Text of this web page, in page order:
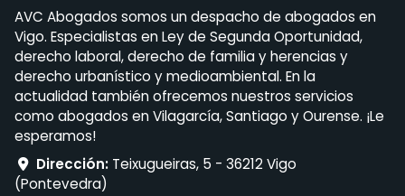
AVC Abogados somos un despacho de abogados en
Vigo. Especialistas en Ley de Segunda Oportunidad,
derecho laboral, derecho de familia y herencias y
derecho urbanístico y medioambiental. En la
actualidad también ofrecemos nuestros servicios
como abogados en Vilagarcía, Santiago y Ourense. ¡Le
esperamos!
Dirección: Teixugueiras, 5 - 36212 Vigo
(Pontevedra)